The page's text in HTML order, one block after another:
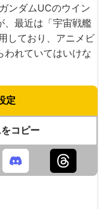
ンダムUCのウイン
、最近は「宇宙戦艦
しており、アニメビ
われていてはいけな
定
コピー